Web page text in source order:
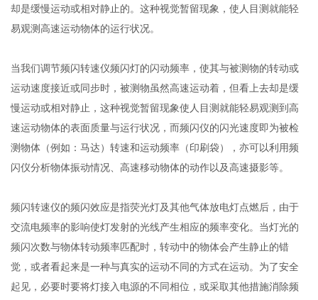
却是缓慢运动或相对静止的。这种视觉暂留现象，使人目测就能轻
易观测高速运动物体的运行状况。
当我们调节频闪转速仪频闪灯的闪动频率，使其与被测物的转动或
运动速度接近或同步时，被测物虽然高速运动着，但看上去却是缓
慢运动或相对静止，这种视觉暂留现象使人目测就能轻易观测到高
速运动物体的表面质量与运行状况，而频闪仪的闪光速度即为被检
测物体（例如：马达）转速和运动频率（印刷袋），亦可以利用频
闪仪分析物体振动情况、高速移动物体的动作以及高速摄影等。
频闪转速仪的频闪效应是指荧光灯及其他气体放电灯点燃后，由于
交流电频率的影响使灯发射的光线产生相应的频率变化。当灯光的
频闪次数与物体转动频率匹配时，转动中的物体会产生静止的错
觉，或者看起来是一种与真实的运动不同的方式在运动。为了安全
起见，必要时要将灯接入电源的不同相位，或采取其他措施消除频